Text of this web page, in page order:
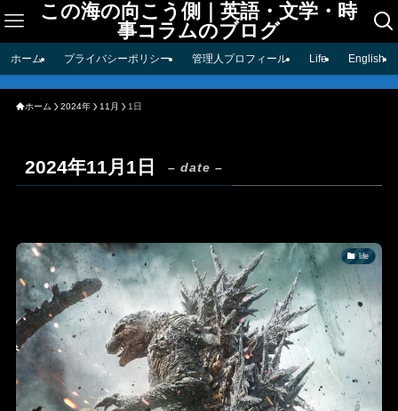
この海の向こう側｜英語・文学・時
事コラムのブログ
ホーム プライバシーポリシー 管理人プロフィール Life English
ホーム 2024年 11月 1日
2024年11月1日 – date –
life